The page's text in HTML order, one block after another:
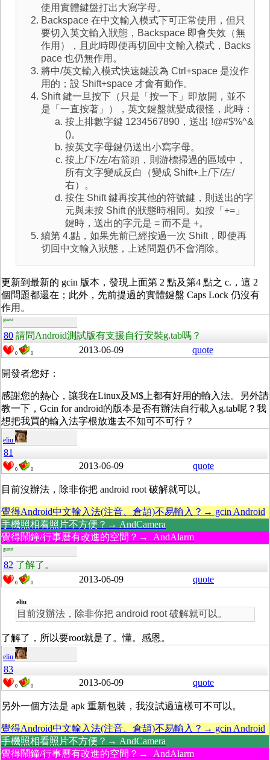
使用實體鍵盤打出大寫字母。
Backspace 在中文輸入模式下可正常使用，但只
要切入英文輸入狀態，Backspace 即會失效（無
作用），且此時即便再切回中文輸入模式，Backs
pace 也仍無作用。
將中/英文輸入模式快速鍵設為 Ctrl+space 是沒作
用的；設 Shift+space 才會有動作。
Shift 鍵一旦按下（只是「按一下」即放開，並不
是「一直按著」），英文鍵盤就變成很怪，此時：
按上排數字鍵 1234567890，送出 !@#$%^&
()。
按英文字母鍵仍送出小寫字母。
按上/下/左/右箭頭，則游標掃過的區域中，
所有文字變成反白（變成 Shift+上/下/左/
右）。
按住 Shift 鍵再按其他的符號鍵，則送出的字
元與未按 Shift 的狀態時相同。如按「+=」
鍵時，送出的字元是 = 而不是 +。
續第 4.點，如果先前已經按過一次 Shift，即使再
切回中文輸入狀態，上述問題仍不會消除。
更新到最新的 gcin 版本，發現上面第 2 點及第4 點之 c.，這 2
個問題都還在；此外，先前提過的實體鍵盤 Caps Lock 仍沒有
作用。
guest
80 請問Android測試版有支援自行安裝g.tab嗎？
0 0 2013-06-09 quote
開發者您好：
感謝您的熱心，讓我在Linux及M$上都有好用的輸入法。另外請
教一下，Gcin for android的版本是否有辦法自行載入g.tab呢？我
想把我買的輸入法字根放進去不知可不可行？
eliu
81
0 0 2013-06-09 quote
目前沒辦法，除非你把 android root 破解就可以。
覺得Android中文輸入法(注音、倉頡)不易輸入？→ gcin Android
手機照相看照片不方便？→ AndCamera
覺得鬧鐘/行事曆有改進的空間？→ AndAlarm
guest
82 了解了。
0 0 2013-06-09 quote
eliu
目前沒辦法，除非你把 android root 破解就可以。
了解了，所以要root就是了。懂。感恩。
eliu
83
0 0 2013-06-09 quote
另外一個方法是 apk 重新包裝，我沒試過這樣可不可以。
覺得Android中文輸入法(注音、倉頡)不易輸入？→ gcin Android
手機照相看照片不方便？→ AndCamera
覺得鬧鐘/行事曆有改進的空間？→ AndAlarm